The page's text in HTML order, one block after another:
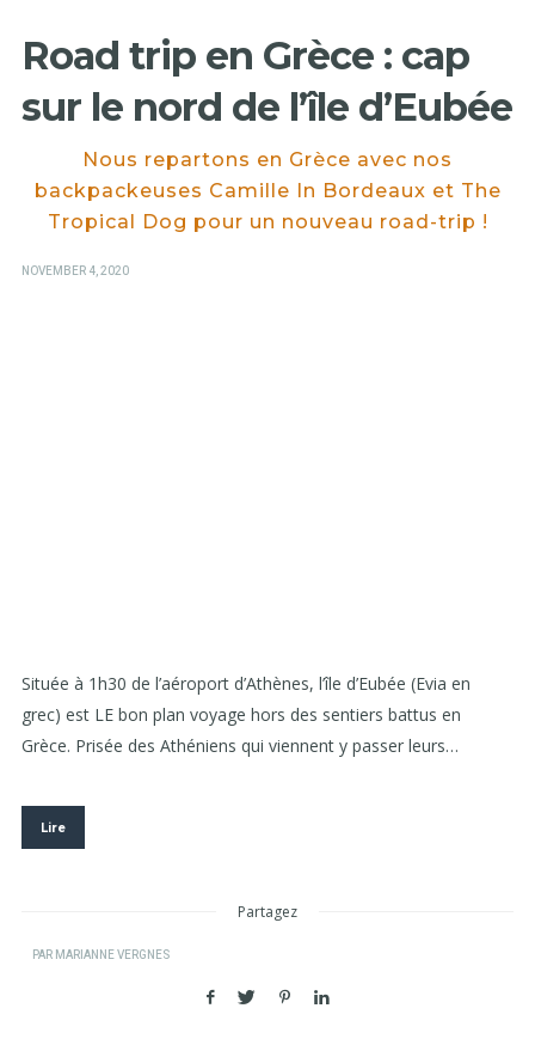
Road trip en Grèce : cap
sur le nord de l’île d’Eubée
Nous repartons en Grèce avec nos
backpackeuses Camille In Bordeaux et The
Tropical Dog pour un nouveau road-trip !
POSTED
NOVEMBER 4, 2020
Située à 1h30 de l’aéroport d’Athènes, l’île d’Eubée (Evia en
grec) est LE bon plan voyage hors des sentiers battus en
Grèce. Prisée des Athéniens qui viennent y passer leurs…
Lire
Partagez
PAR MARIANNE VERGNES